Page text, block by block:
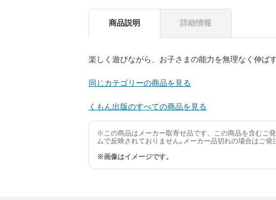
商品説明 詳細情報
楽しく遊びながら、お子さまの能力を無理なく伸ば
同じカテゴリーの商品を見る
くもん出版のすべての商品を見る
※この商品はメーカー取寄せ品です。この商品を含むご
ムで反映されておりません｡メーカー品切れの場合はご
※画像はイメージです。